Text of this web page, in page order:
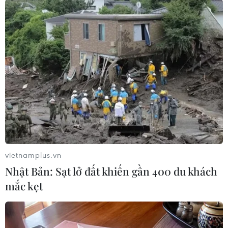
giảm 3,11 điểm xuống 1.667,86
điểm. Khối lượng giao dịch đạt
420,6 triệu cổ phiếu, tương ứng
hơn 12.645,4 tỷ đồng. Toàn sàn có
97 mã tăng giá, 203 mã giảm, 59
mã đứng
(TTXVN/Vietnam+)
vietnamplus.vn
Nhật Bản: Sạt lở đất khiến gần 400 du khách
mắc kẹt